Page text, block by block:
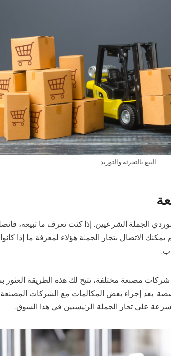
البيع بالتجزئة والتوريد
الجملة الشرعيين. إذا كنت تعرف ما تبيعه،
الاتصال بتجار الجملة هؤلاء لمعرفة ما إذا
مصنعة مختلفة، تتيح لك هذه الطريقة
بعد إجراء بعض المكالمات مع الشركات
على تجار الجملة الرئيسيين في هذا السوق.